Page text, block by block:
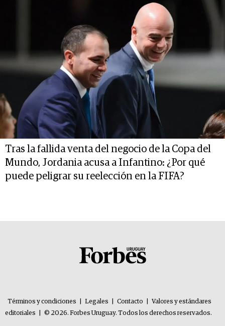
Tras la fallida venta del negocio de la Copa del
Mundo, Jordania acusa a Infantino: ¿Por qué
puede peligrar su reelección en la FIFA?
Términos y condiciones Legales Contacto
Valores y estándares
editoriales
© 2026. Forbes Uruguay. Todos los derechos reservados.